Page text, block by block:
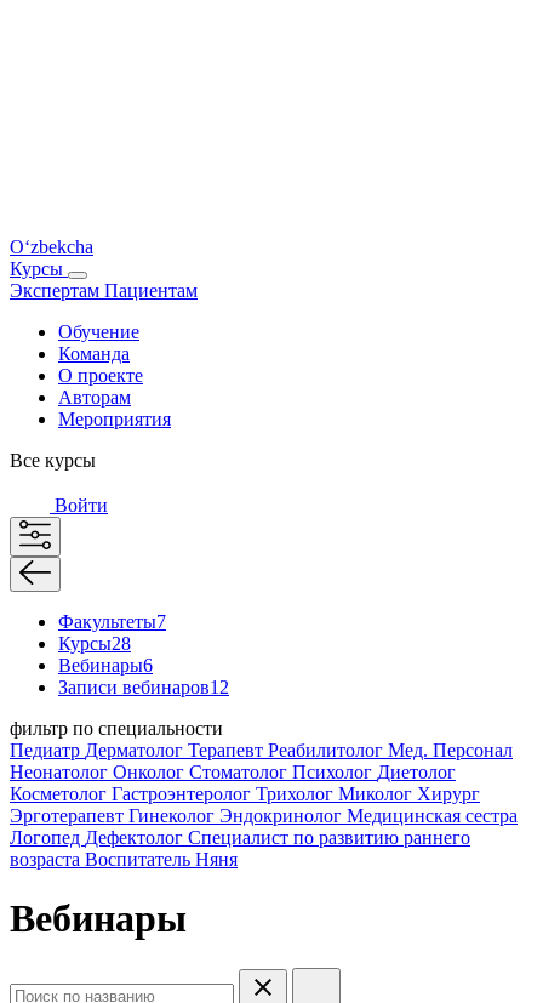
O‘zbekcha
Курсы
Экспертам Пациентам
Обучение
Команда
О проекте
Авторам
Мероприятия
Все курсы
Войти
Факультеты7
Курсы28
Вебинары6
Записи вебинаров12
фильтр по специальности
Педиатр Дерматолог Терапевт Реабилитолог Мед. Персонал
Неонатолог Онколог Стоматолог Психолог Диетолог
Косметолог Гастроэнтеролог Трихолог Миколог Хирург
Эрготерапевт Гинеколог Эндокринолог Медицинская сестра
Логопед Дефектолог Специалист по развитию раннего
возраста Воспитатель Няня
Вебинары